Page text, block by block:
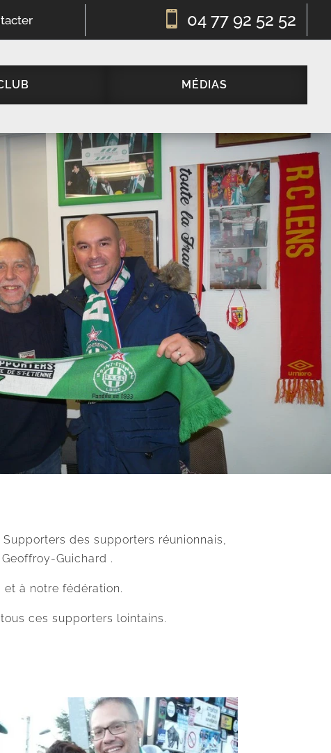
 04 77 92 52 52
MÉDIAS
des supporters réunionnais,
Guichard .
à notre fédération.
ces supporters lointains.